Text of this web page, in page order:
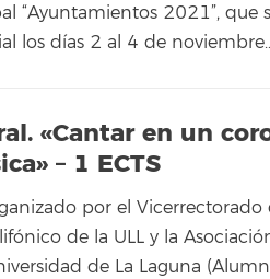
“Ayuntamientos 2021”, que
los días 2 al 4 de
«Cantar en un
– 1 ECTS
por el
de la ULL y la
de La Laguna